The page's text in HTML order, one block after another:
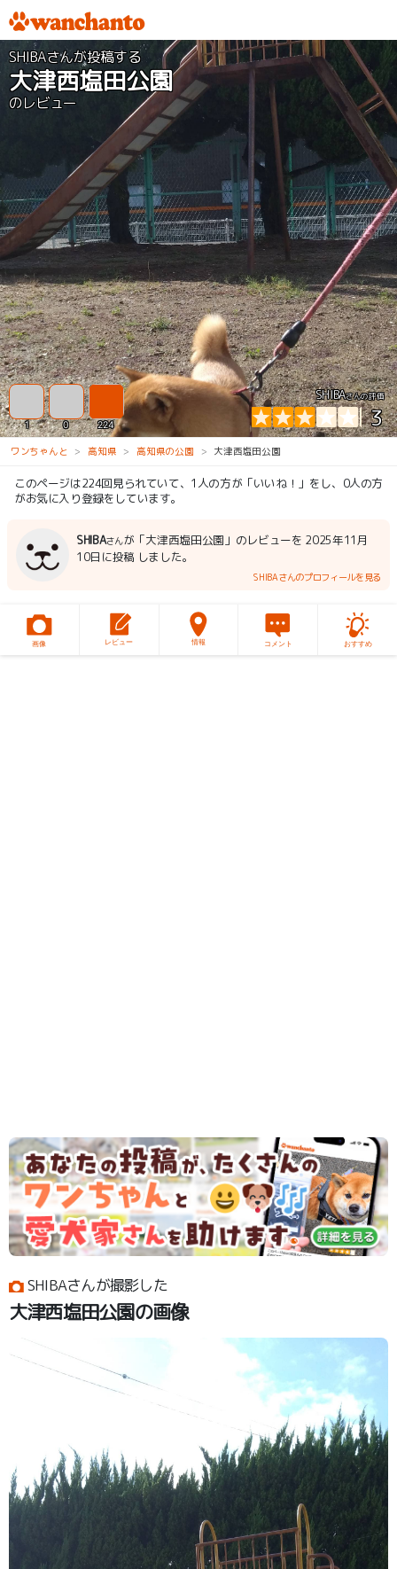
SHIBAさんが投稿する
大津西塩田公園
のレビュー
SHIBAさんの評価
3
1 0 224
ワンちゃんと 高知県 高知県の公園 大津西塩田公園
このページは224回見られていて、1人の方が「いいね！」をし、0人の方
がお気に入り登録をしています。
SHIBAさんが「大津西塩田公園」のレビューを 2025年11月
10日に投稿 しました。
SHIBAさんのプロフィールを見る
画像 レビュー 情報 コメント おすすめ
SHIBAさんが撮影した
大津西塩田公園の画像